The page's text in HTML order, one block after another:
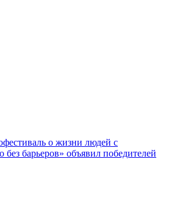
о жизни людей с
барьеров» объявил победителей